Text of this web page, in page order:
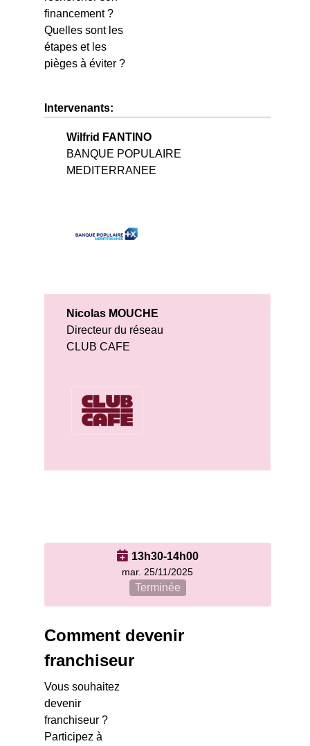
financement ?
Quelles sont les
étapes et les
pièges à éviter ?
Intervenants:
Wilfrid FANTINO
BANQUE POPULAIRE
MEDITERRANEE
Nicolas MOUCHE
Directeur du réseau
CLUB CAFE
13h30-14h00
mar. 25/11/2025
Terminée
Comment devenir
franchiseur
Vous souhaitez
devenir
franchiseur ?
Participez à